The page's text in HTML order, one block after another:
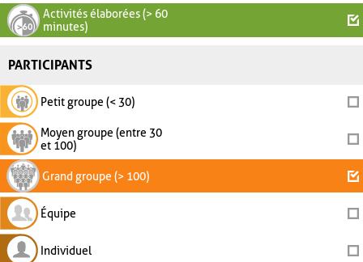
Activités élaborées (> 60
minutes)
PARTICIPANTS
Petit groupe (< 30)
Moyen groupe (entre 30
et 100)
Grand groupe (> 100)
Équipe
Individuel